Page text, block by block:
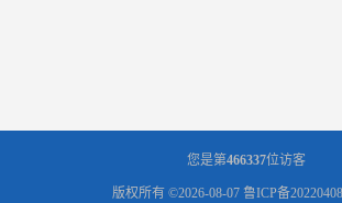
您是第466337位访客
版权所有 ©2026-08-07 鲁ICP备